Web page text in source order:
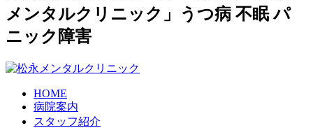
メンタルクリニック」うつ病 不眠 パ
ニック障害
HOME
病院案内
スタッフ紹介